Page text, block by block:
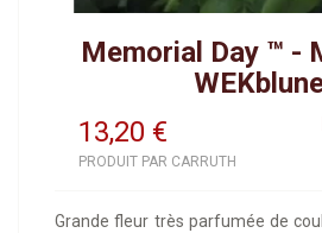
Memorial Day ™ -
13,20 €
PRODUIT PAR CARRUTH
Grande fleur très parfumée de